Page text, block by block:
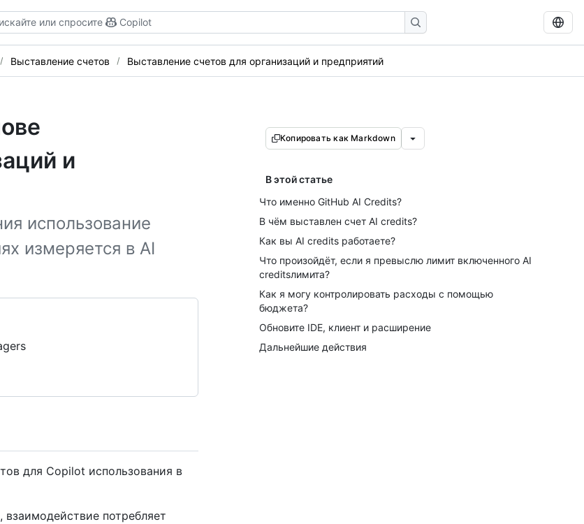
или спросите Copilot
Выставление счетов Выставление счетов для организаций и предприятий
и
использование
измеряется в AI
Копировать как Markdown
В этой статье
Что именно GitHub AI Credits?
В чём выставлен счет AI credits?
Как вы AI credits работаете?
Что произойдёт, если я превыслю лимит включенного AI
creditsлимита?
Как я могу контролировать расходы с помощью
бюджета?
Обновите IDE, клиент и расширение
Дальнейшие действия
для Copilot использования в
потребляет